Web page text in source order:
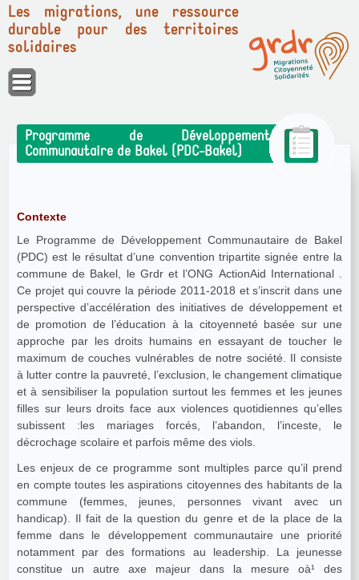
Panneau de gestion des cookies
Les migrations, une ressource
durable pour des territoires
solidaires
Programme de Développement
Communautaire de Bakel (PDC-Bakel)
Contexte
Le Programme de Développement Communautaire de Bakel
(PDC) est le résultat d’une convention tripartite signée entre la
commune de Bakel, le Grdr et l’ONG ActionAid International .
Ce projet qui couvre la période 2011-2018 et s’inscrit dans une
perspective d’accélération des initiatives de développement et
de promotion de l’éducation à la citoyenneté basée sur une
approche par les droits humains en essayant de toucher le
maximum de couches vulnérables de notre société. Il consiste
à lutter contre la pauvreté, l’exclusion, le changement climatique
et à sensibiliser la population surtout les femmes et les jeunes
filles sur leurs droits face aux violences quotidiennes qu’elles
subissent :les mariages forcés, l’abandon, l’inceste, le
décrochage scolaire et parfois même des viols.
Les enjeux de ce programme sont multiples parce qu’il prend
en compte toutes les aspirations citoyennes des habitants de la
commune (femmes, jeunes, personnes vivant avec un
handicap). Il fait de la question du genre et de la place de la
femme dans le développement communautaire une priorité
notamment par des formations au leadership. La jeunesse
constitue un autre axe majeur dans la mesure oà¹ des